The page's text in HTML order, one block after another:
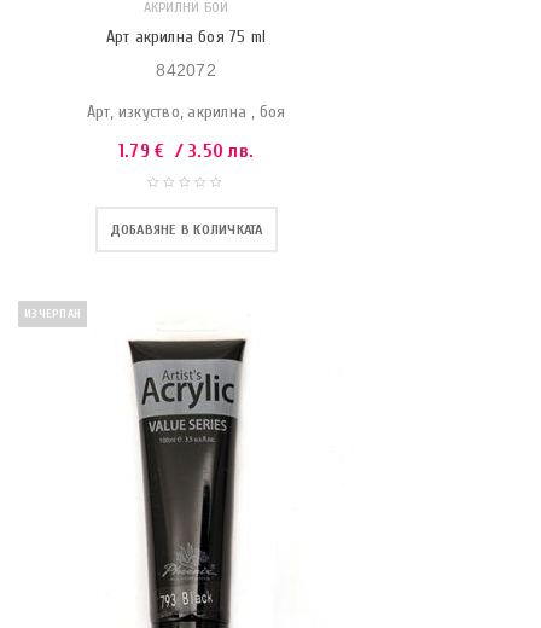
АКРИЛНИ БОИ
Арт акрилна боя 75 ml
842072
Арт, изкуство, акрилна , боя
1.79€ / 3.50 лв.
ДОБАВЯНЕ В КОЛИЧКАТА
ИЗЧЕРПАН